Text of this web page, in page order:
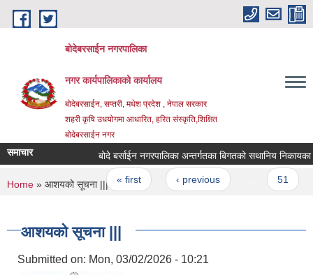
Skip to main content
बोदेबरसाईन नगरपालिका
नगर कार्यपालिकाको कार्यालय
बोदेबरसाईन, सप्तरी, मधेश प्रदेश , नेपाल सरकार
शहरी कृषि उधयोगमा आधारित, हरित संस्कृति,शिक्षित
बोदेबरसाईन नगर
समाचार बोदे बर्साईन नगरपालिका अन्तर्गतका बिगतको सथानिय निकायका
Pages
« first ‹ previous
You are here
Home » आशयको सूचना |||
आशयको सूचना |||
Submitted on: Mon, 03/02/2026 - 10:21